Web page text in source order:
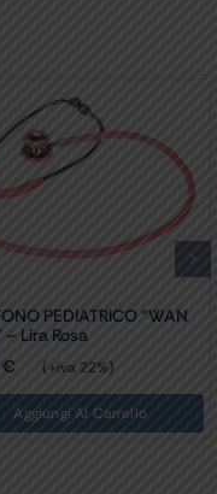
“WAN
DUOFONO
12,99